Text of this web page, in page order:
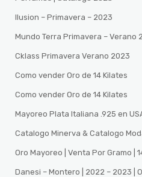
Ilusion – Primavera – 2023
Mundo Terra Primavera – Verano
Cklass Primavera Verano 2023
Como vender Oro de 14 Kilates
Como vender Oro de 14 Kilates
Mayoreo Plata Italiana .925 en
Catalogo Minerva & Catalogo
Oro Mayoreo | Venta Por Gramo |
Danesi – Montero | 2022 – 2023 |